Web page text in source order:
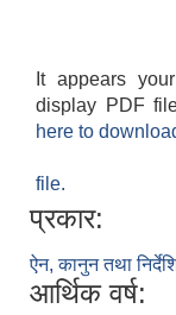
It appears
display PDF
here to
file.
प्रकार:
ऐन, कानुन तथा
आर्थिक वर्ष: